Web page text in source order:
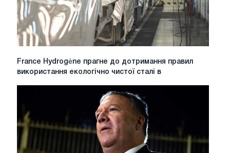
France
Hydrogène
правил
використання
екологічно
чистої
France Hydrogène прагне до дотримання правил
використання екологічно чистої сталі в